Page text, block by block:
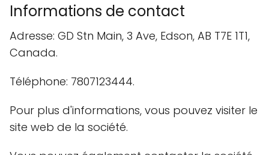
Informations de contact
Adresse: GD Stn Main, 3 Ave, Edson, AB T7E 1T1,
Canada.
Téléphone: 7807123444.
Pour plus d'informations, vous pouvez visiter le
site web de la société.